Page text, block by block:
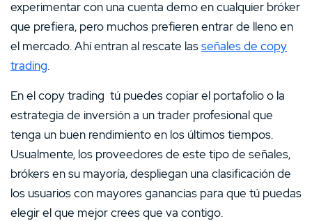
experimentar con una cuenta demo en cualquier bróker
que prefiera, pero muchos prefieren entrar de lleno en
el mercado. Ahí entran al rescate lasseñales de copy
trading.
En el copy trading tú puedes copiar el portafolio o la
estrategia de inversión a un trader profesional que
tenga un buen rendimiento en los últimos tiempos.
Usualmente, los proveedores de este tipo de señales,
brókers en su mayoría, despliegan una clasificación de
los usuarios con mayores ganancias para que tú puedas
elegir el que mejor crees que va contigo.